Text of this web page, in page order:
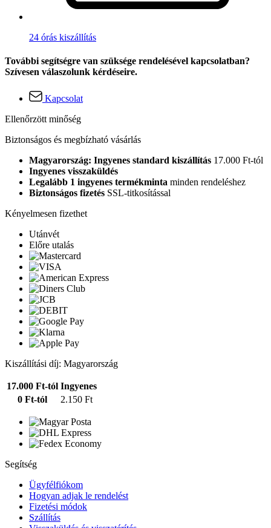
24 órás kiszállítás
További segítségre van szüksége rendelésével kapcsolatban?
Szívesen válaszolunk kérdéseire.
Kapcsolat
Ellenőrzött minőség
Biztonságos és megbízható vásárlás
Magyarország: Ingyenes standard kiszállítás 17.000 Ft-tól
Ingyenes visszaküldés
Legalább 1 ingyenes termékminta minden rendeléshez
Biztonságos fizetés SSL-titkosítással
Kényelmesen fizethet
Utánvét
Előre utalás
Kiszállítási díj: Magyarország
17.000 Ft-tól Ingyenes
0 Ft-tól
2.150 Ft
Segítség
Ügyfélfiókom
Hogyan adjak le rendelést
Fizetési módok
Szállítás